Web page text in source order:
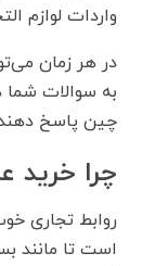
واردات لوازم
در هر زمان
به سوالات شما
چین پاسخ
چرا خرید
روابط تجاری
است تا مانند